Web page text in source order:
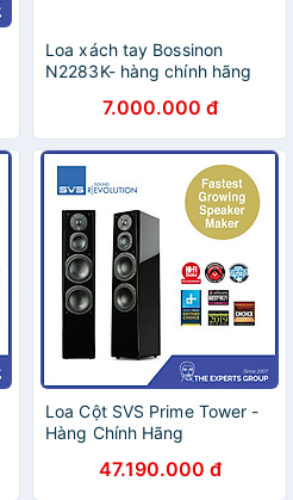
Loa xách tay Bossinon
N2283K- hàng chính hãng
7.000.000 đ
Loa Cột SVS Prime Tower -
Hàng Chính Hãng
47.190.000 đ